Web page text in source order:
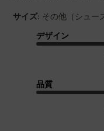
サイズ: その他（シュー
デザイン
品質